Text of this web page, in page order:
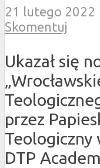
21 lutego 2022
Skomentuj
Ukazał się
przez
Teologiczny
DTP